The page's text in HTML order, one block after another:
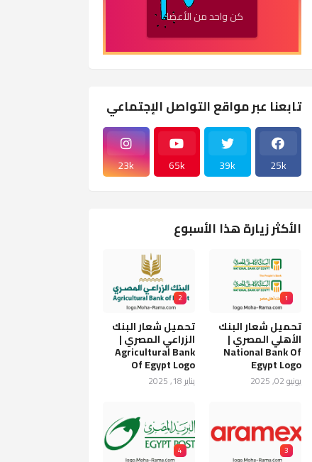
كن واحد من الأعضاء
تابعنا عبر مواقع التواصل الإجتماعي
25k
39k
65k
23k
الأكثر زيارة هذا الأسبوع
1
تحميل شعار البنك
الأهلي المصري |
National Bank Of
Egypt Logo
يونيو 02, 2025
2
تحميل شعار البنك
الزراعي المصري |
Agricultural Bank
Of Egypt Logo
يناير 18, 2025
3
4